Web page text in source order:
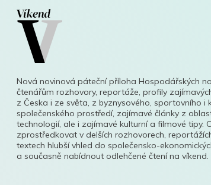
Nová novinová páteční příloha Hospodářských
čtenářům rozhovory, reportáže, profily
z Česka i ze světa, z byznysového, sportovního i
společenského prostředí, zajímavé články z
technologií, ale i zajímavé kulturní a filmové tipy.
zprostředkovat v delších rozhovorech,
textech hlubší vhled do společensko-
a současně nabídnout odlehčené čtení na víkend.